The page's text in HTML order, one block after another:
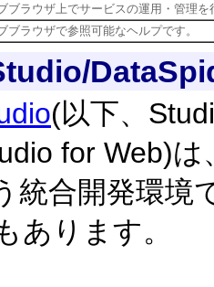
ブラウザ上でサービスの運用・管理
ブラウザで参照可能なヘルプです。
/
(以下、
for Web)
統合開発環境
あります。